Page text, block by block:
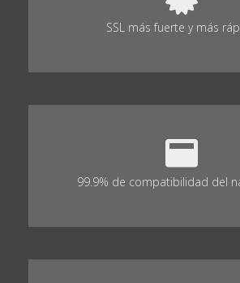
SSL más fuerte y más
99.9% de compatibilidad del